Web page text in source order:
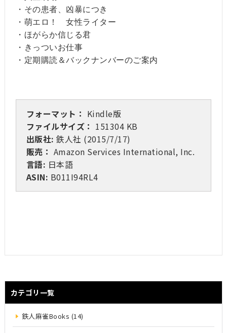
・その患者、凶暴につき
・萌エロ！ 女性ライター
・ほがらか信じる君
・きっついお仕事
・定期購読＆バックナンバーのご案内
フォーマット： Kindle版
ファイルサイズ： 151304 KB
出版社: 鉄人社 (2015/7/17)
販売： Amazon Services International, Inc.
言語: 日本語
ASIN: B011I94RL4
カテゴリ一覧
鉄人麻雀Books (14)